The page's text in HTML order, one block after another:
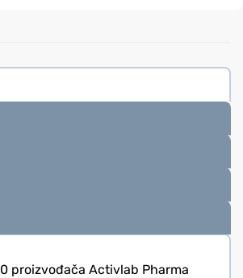
proizvođača Activlab Pharma